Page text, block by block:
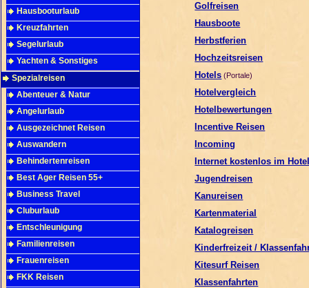
Hausbooturlaub
Kreuzfahrten
Segelurlaub
Yachten & Sonstiges
Spezialreisen
Abenteuer & Natur
Angelurlaub
Ausgezeichnet Reisen
Auswandern
Behindertenreisen
Best Ager Reisen 55+
Business Travel
Cluburlaub
Entschleunigung
Familienreisen
Frauenreisen
FKK Reisen
Golfreisen
Hausboote
Herbstferien
Hochzeitsreisen
Hotels (Portale)
Hotelvergleich
Hotelbewertungen
Incentive Reisen
Incoming
Internet kostenlos im
Jugendreisen
Kanureisen
Kartenmaterial
Katalogreisen
Kinderfreizeit /
Kitesurf Reisen
Klassenfahrten